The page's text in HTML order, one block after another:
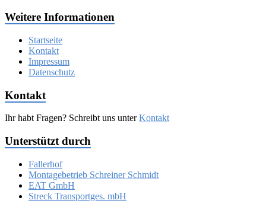
Weitere Informationen
Startseite
Kontakt
Impressum
Datenschutz
Kontakt
Ihr habt Fragen? Schreibt uns unterKontakt
Unterstützt durch
Fallerhof
Montagebetrieb Schreiner Schmidt
EAT GmbH
Streck Transportges. mbH